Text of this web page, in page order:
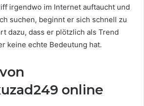
irgendwo im Internet auftaucht und
suchen, beginnt er sich schnell zu
dazu, dass er plötzlich als Trend
keine echte Bedeutung hat.
online